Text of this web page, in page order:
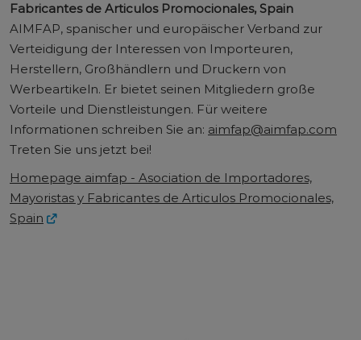
Fabricantes de Articulos Promocionales, Spain
AIMFAP, spanischer und europäischer Verband zur
Verteidigung der Interessen von Importeuren,
Herstellern, Großhändlern und Druckern von
Werbeartikeln. Er bietet seinen Mitgliedern große
Vorteile und Dienstleistungen. Für weitere
Informationen schreiben Sie an: aimfap@aimfap.com
Treten Sie uns jetzt bei!
Homepage aimfap - Asociation de Importadores,
Mayoristas y Fabricantes de Articulos Promocionales,
Spain